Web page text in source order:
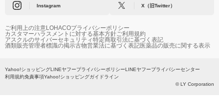
Instagram X（旧Twitter）
ご利用上の注意LOHACOプライバシーポリシー
カスタマーハラスメントに対する基本方針ご利用規約
アスクルのサイバーセキュリティ特定商取引法に基づく表記
酒類販売管理者標識の掲示古物営業法に基づく表記医薬品の販売に関する表示
Yahoo!ショッピングLINEヤフープライバシーポリシーLINEヤフープライバシーセンター
利用規約免責事項Yahoo!ショッピングガイドライン
© LY Corporation